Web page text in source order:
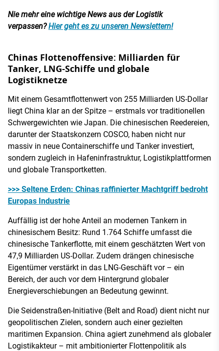
Nie mehr eine wichtige News aus der Logistik
verpassen?Hier geht es zu unseren Newslettern!
Chinas Flottenoffensive: Milliarden für
Tanker, LNG-Schiffe und globale
Logistiknetze
Mit einem Gesamtflottenwert von 255 Milliarden US-Dollar
liegt China klar an der Spitze – erstmals vor traditionellen
Schwergewichten wie Japan. Die chinesischen Reedereien,
darunter der Staatskonzern COSCO, haben nicht nur
massiv in neue Containerschiffe und Tanker investiert,
sondern zugleich in Hafeninfrastruktur, Logistikplattformen
und globale Transportketten.
>>> Seltene Erden: Chinas raffinierter Machtgriff bedroht
Europas Industrie
Auffällig ist der hohe Anteil an modernen Tankern in
chinesischem Besitz: Rund 1.764 Schiffe umfasst die
chinesische Tankerflotte, mit einem geschätzten Wert von
47,9 Milliarden US-Dollar. Zudem drängen chinesische
Eigentümer verstärkt in das LNG-Geschäft vor – ein
Bereich, der auch vor dem Hintergrund globaler
Energieverschiebungen an Bedeutung gewinnt.
Die Seidenstraßen-Initiative (Belt and Road) dient nicht nur
geopolitischen Zielen, sondern auch einer gezielten
maritimen Expansion. China agiert zunehmend als globaler
Logistikakteur – mit ambitionierter Flottenpolitik als